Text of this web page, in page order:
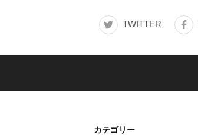
TWITTER
カテゴリー